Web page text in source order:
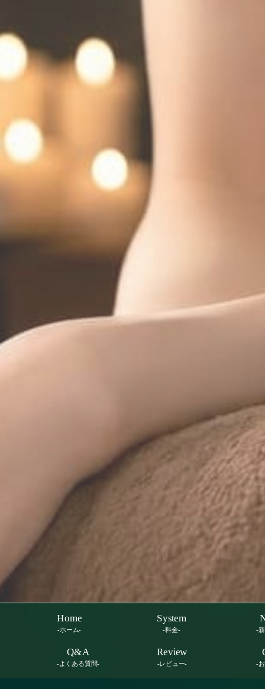
Home
-ホーム-
System
-料金- -
Q&A
-よくある質問-
Review
-レビュー- -